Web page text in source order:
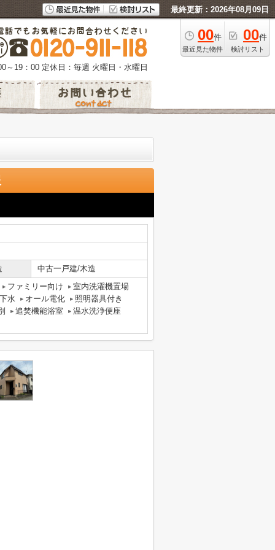
最終更新：2026年08月09日
00件
最近見た物件
00件
検討リスト
～19：00 定休日：毎週 火曜日・水曜日
中古一戸建/木造
ファミリー向け
室内洗濯機置場
水 オール電化
照明器具付き
追焚機能浴室
温水洗浄便座